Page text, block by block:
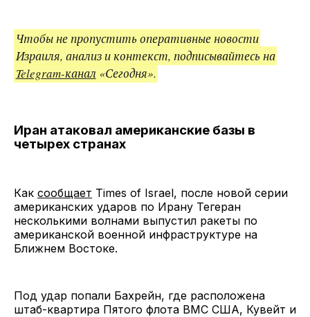
Чтобы не пропустить оперативные новости
Израиля, анализ и контекст, подписывайтесь на
Telegram-канал «Сегодня».
Иран атаковал американские базы в
четырех странах
Как сообщает Times of Israel, после новой серии
американских ударов по Ирану Тегеран
несколькими волнами выпустил ракеты по
американской военной инфраструктуре на
Ближнем Востоке.
Под удар попали Бахрейн, где расположена
штаб-квартира Пятого флота ВМС США, Кувейт и